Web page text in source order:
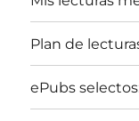
Plan de
ePubs